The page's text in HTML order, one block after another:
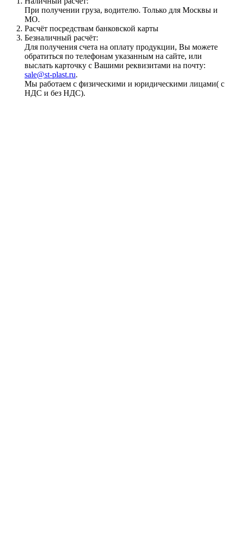
При получении груза, водителю. Только для Москвы и
МО.
Расчёт посредствам банковской карты
Безналичный расчёт:
Для получения счета на оплату продукции, Вы можете
обратиться по телефонам указанным на сайте, или
выслать карточку с Вашими реквизитами на почту:
sale@st-plast.ru.
Мы работаем с физическими и юридическими лицами( с
НДС и без НДС).